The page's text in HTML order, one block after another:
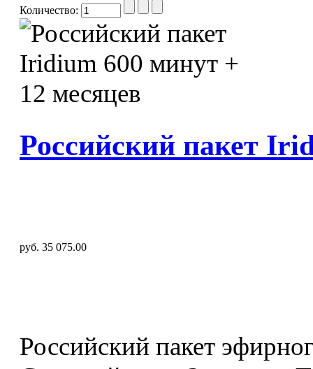
Количество:
Российский пакет
руб. 35 075.00
Российский пакет